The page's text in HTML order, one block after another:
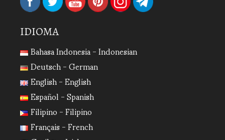
IDIOMA
Bahasa Indonesia - Indonesian
Deutsch - German
English - English
Español - Spanish
Filipino - Filipino
Français - French